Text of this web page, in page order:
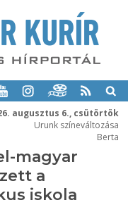
augusztus 6., csütörtök
Urunk színeváltozása
Berta
magyar
a
iskola